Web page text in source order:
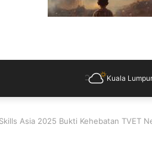
Kuala Lumpur
Asia 2025 Bukti Kehebatan TVET